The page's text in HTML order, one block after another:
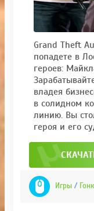
Grand Theft
попадете в
героев:
владея
в солидном
линию. Вы
героя и его
Игры /